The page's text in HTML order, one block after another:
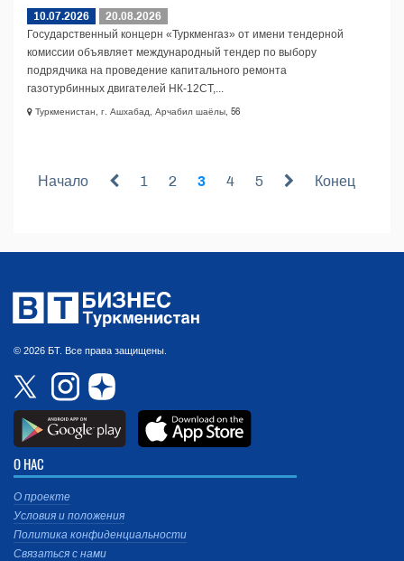
10.07.2026
20.08.2026
Государственный концерн «Туркменгаз» от имени тендерной
комиссии объявляет международный тендер по выбору
подрядчика на проведение капитального ремонта
газотурбинных двигателей НК-12СТ,...
Туркменистан, г. Ашхабад, Арчабил шаёлы, 56
Начало 1 2 3 4 5 Конец
© 2026 БТ. Все права защищены.
О НАС
О проекте
Условия и положения
Политика конфиденциальности
Связаться с нами